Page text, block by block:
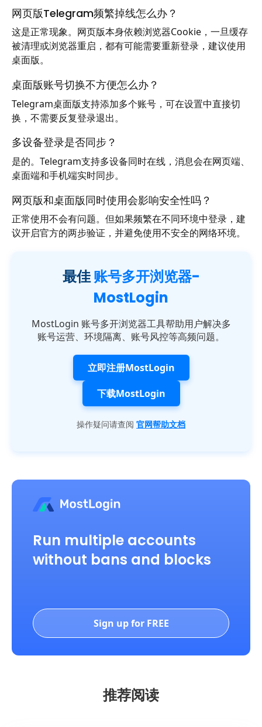
网页版Telegram频繁掉线怎么办？
这是正常现象。网页版本身依赖浏览器Cookie，一旦缓存
被清理或浏览器重启，都有可能需要重新登录，建议使用
桌面版。
桌面版账号切换不方便怎么办？
Telegram桌面版支持添加多个账号，可在设置中直接切
换，不需要反复登录退出。
多设备登录是否同步？
是的。Telegram支持多设备同时在线，消息会在网页端、
桌面端和手机端实时同步。
网页版和桌面版同时使用会影响安全性吗？
正常使用不会有问题。但如果频繁在不同环境中登录，建
议开启官方的两步验证，并避免使用不安全的网络环境。
最佳账号多开浏览器-
MostLogin
MostLogin 账号多开浏览器工具帮助用户解决多
账号运营、环境隔离、账号风控等高频问题。
立即注册MostLogin
下载MostLogin
操作疑问请查阅 官网帮助文档
Run multiple accounts
without bans and blocks
Sign up for FREE
推荐阅读